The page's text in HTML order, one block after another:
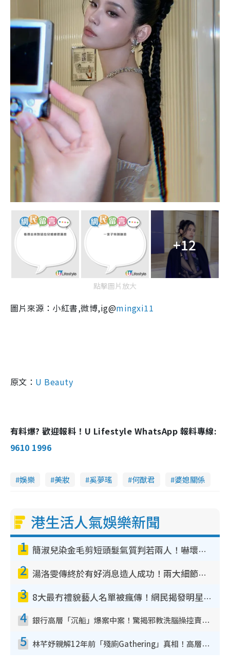
+12
點擊圖片放大
圖片來源：小紅書,微博,ig@mingxi11
原文： U Beauty
有料爆? 歡迎報料！U Lifestyle WhatsApp 報料專線:
9610 1996
娛樂 美妝 奚夢瑤 何猷君 婆媳關係
港生活人氣娛樂新聞
1 簡淑兒染金毛剪短頭髮氣質判若兩人！嚇壞老公麥大力都認唔出：「你做咩事？」
2 湯洛雯傳終於有好消息造人成功！兩大細節曝孕味極濃惹猜測：大肚婆先會咁！
3 8大最冇禮貌藝人名單被瘋傳！網民揭發明星真面目 一致數臭呢位係無品天花板？
4 銀行高層「沉船」爆案中案！驚揭邪教洗腦操控賣淫被吞600萬 幕後黑手講多錯多
5 林芊妤親解12年前「殘廁Gathering」真相！高層解約一句話重創尊嚴至今拒返TVB